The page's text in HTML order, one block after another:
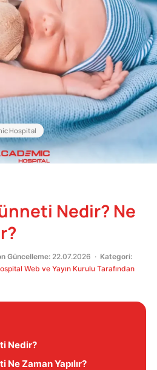
Hospital
Nedir? Ne
Güncelleme: 22.07.2026 · Kategori:
Web ve Yayın Kurulu Tarafından
Nedir?
Ne Zaman Yapılır?